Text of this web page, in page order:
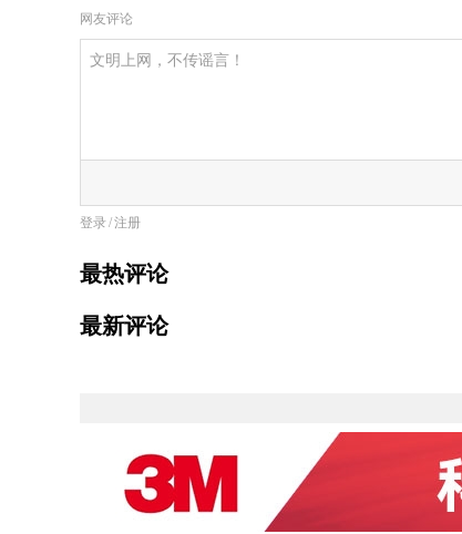
网友评论
登录/注册
最热评论
最新评论